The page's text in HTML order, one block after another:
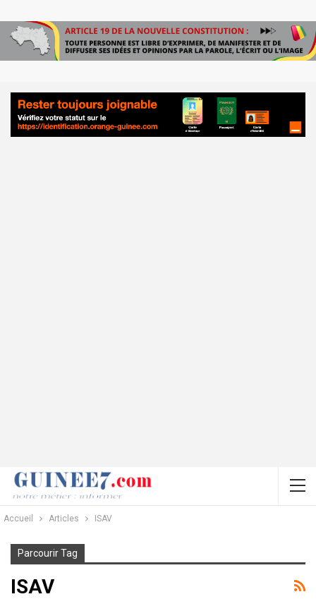
Accueil Articles ISAV
Parcourir Tag
ISAV